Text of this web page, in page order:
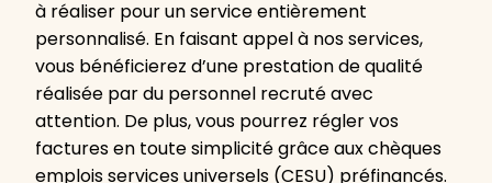
à réaliser pour un service entièrement
personnalisé. En faisant appel à nos services,
vous bénéficierez d’une prestation de qualité
réalisée par du personnel recruté avec
attention. De plus, vous pourrez régler vos
factures en toute simplicité grâce aux chèques
emplois services universels (CESU) préfinancés.